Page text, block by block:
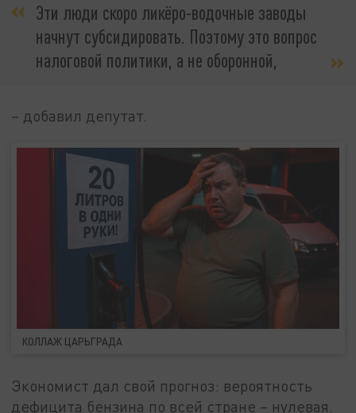
Эти люди скоро ликёро-водочные заводы
начнут субсидировать. Поэтому это вопрос
налоговой политики, а не оборонной,
– добавил депутат.
КОЛЛАЖ ЦАРЬГРАДА
Экономист дал свой прогноз: вероятность
дефицита бензина по всей стране – нулевая.